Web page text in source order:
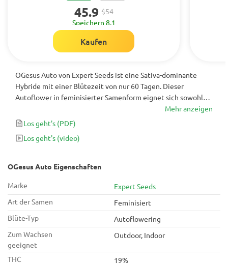
45.9 $54
Speichern 8.1
Kaufen
OGesus Auto von Expert Seeds ist eine Sativa-dominante
Hybride mit einer Blütezeit von nur 60 Tagen. Dieser
Autoflower in feminisierter Samenform eignet sich sowohl
für den Innen- als auch für den Außenbereich mit Erträgen
von bis zu 700 g / m² oder 400 g pro Pflanze. Einige
Phänotypen erhalten dunkelblaue oder violette Farben und
Farbtöne, insbesondere wenn sie niedrigeren
Mehr anzeigen
Los geht's (PDF)
Los geht's (video)
OGesus Auto Eigenschaften
Marke
Expert Seeds
Art der Samen
Feminisiert
Blüte-Typ
Autoflowering
Zum Wachsen
geeignet
Outdoor, Indoor
THC
19%